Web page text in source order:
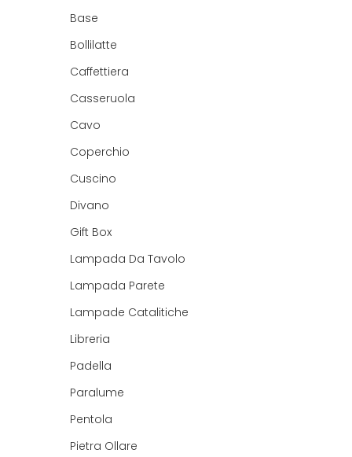
Base
Bollilatte
Caffettiera
Casseruola
Cavo
Coperchio
Cuscino
Divano
Gift Box
Lampada Da Tavolo
Lampada Parete
Lampade Catalitiche
Libreria
Padella
Paralume
Pentola
Pietra Ollare